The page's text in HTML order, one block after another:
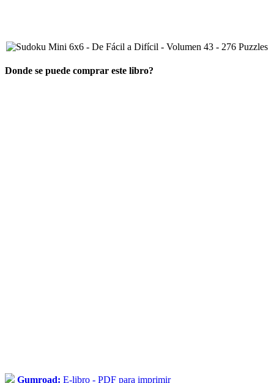
Donde se puede comprar este libro?
Gumroad: E-libro - PDF para imprimir